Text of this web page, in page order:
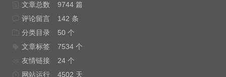
文章总数
9744 篇
评论留言
142 条
分类目录
50 个
文章标签
7534 个
友情链接
24 个
网站运行
4502 天